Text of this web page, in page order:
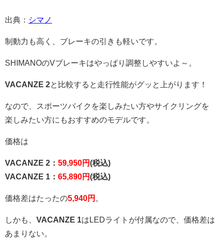
出典： シマノ
制動力も高く、ブレーキの引きも軽いです。
SHIMANOのVブレーキはやっぱり調整しやすいよ～。
VACANZE 2 と比較すると走行性能がグッと上がります！
なので、スポーツバイクを楽しみたい方やサイクリングを
楽しみたい方にもおすすめのモデルです。
価格は
VACANZE 2： 59,950円(税込)
VACANZE 1： 65,890円(税込)
価格差はたったの5,940円
しかも、 VACANZE 1 はLEDライトが付属なので、価格差は
あまりない。